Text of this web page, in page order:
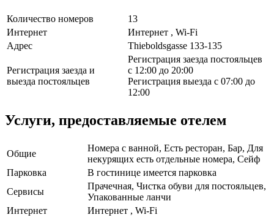
Количество номеров
13
Интернет
Интернет , Wi-Fi
Адрес
Thieboldsgasse 133-135
Регистрация заезда и
выезда постояльцев
Регистрация заезда постояльцев
с 12:00 до 20:00
Регистрация выезда с 07:00 до
12:00
Услуги, предоставляемые отелем
Общие
Номера с ванной, Есть ресторан, Бар, Для
некурящих есть отдельные номера, Сейф
Парковка
В гостинице имеется парковка
Сервисы
Прачечная, Чистка обуви для постояльцев,
Упакованные ланчи
Интернет
Интернет , Wi-Fi